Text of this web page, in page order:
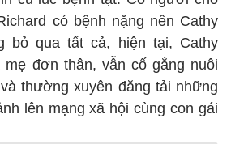
có bệnh nặng nên Cathy
bỏ qua tất cả, hiện tại, Cathy
đơn thân, vẫn cố gắng nuôi
thường xuyên đăng tải những
lên mạng xã hội cùng con gái